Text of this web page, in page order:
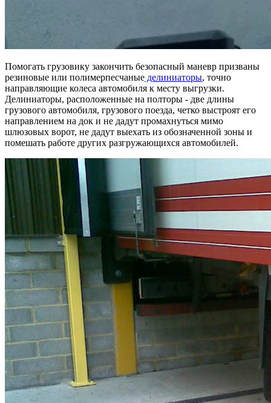
Помогать грузовику закончить безопасный маневр призваны
резиновые или полимерпесчаные делиниаторы, точно
направляющие колеса автомобиля к месту выгрузки.
Делиниаторы, расположенные на полторы - две длины
грузового автомобиля, грузового поезда, четко выстроят его
направлением на док и не дадут промахнуться мимо
шлюзовых ворот, не дадут выехать из обозначенной зоны и
помешать работе других разгружающихся автомобилей.